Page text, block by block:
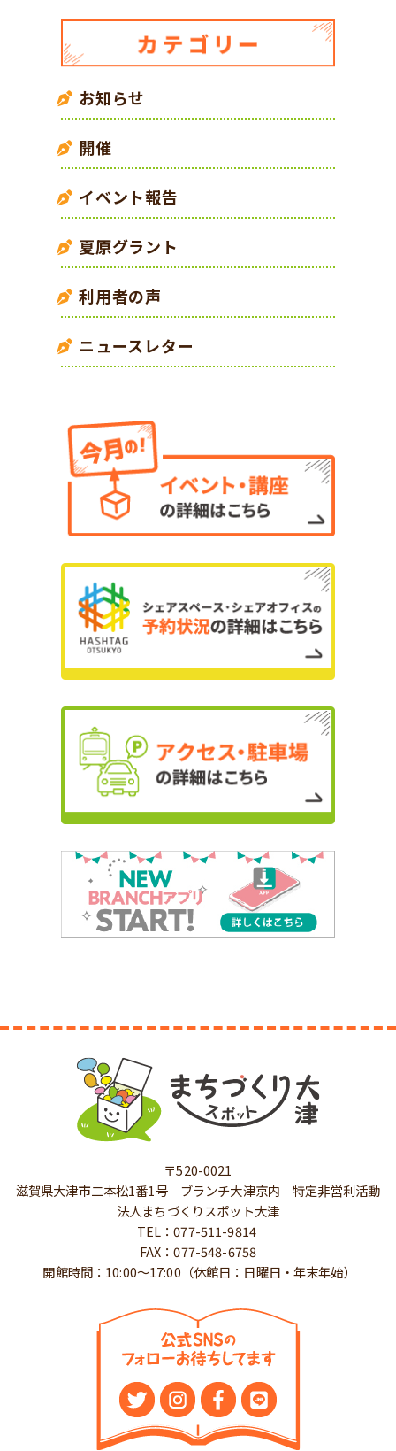
お知らせ
開催
イベント報告
夏原グラント
利用者の声
ニュースレター
〒520-0021
滋賀県大津市二本松1番1号 ブランチ大津京内 特定非営利活動
法人まちづくりスポット大津
TEL：077-511-9814
FAX：077-548-6758
開館時間：10:00～17:00（休館日：日曜日・年末年始）